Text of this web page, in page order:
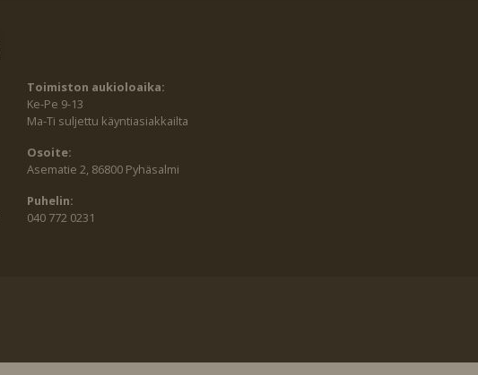
Toimiston aukioloaika:
Ke-Pe 9-13
Ma-Ti suljettu käyntiasiakkailta
Osoite:
Asematie 2, 86800 Pyhäsalmi
Puhelin:
040 772 0231